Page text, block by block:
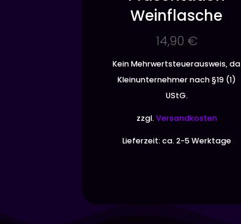
Weinflasche
14,90 €
Kein Mehrwertsteuerausweis, da
Kleinunternehmer nach §19 (1)
UStG.
zzgl. Versandkosten
Lieferzeit: ca. 2-5 Werktage